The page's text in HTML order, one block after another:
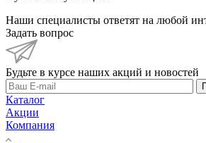
Наши специалисты ответят на любой
Задать вопрос
Будьте в курсе наших акций и новостей
Каталог
Акции
Компания